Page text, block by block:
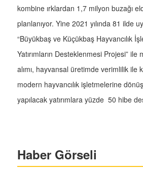
kombine ırklardan 1,7 milyon buzağı
planlanıyor. Yine 2021 yılında 81 ilde
“Büyükbaş ve Küçükbaş Hayvancılık
Yatırımların Desteklenmesi Projesi”
alımı, hayvansal üretimde verimlilik ile
modern hayvancılık işletmelerine
yapılacak yatırımlara yüzde 50 hibe
Haber Görseli